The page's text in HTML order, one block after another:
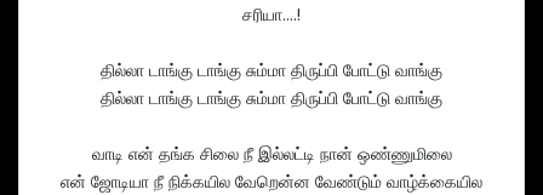
சரியா....!
தில்லா டாங்கு டாங்கு சும்மா திருப்பி போட்டு வாங்கு
தில்லா டாங்கு டாங்கு சும்மா திருப்பி போட்டு வாங்கு
வாடி என் தங்க சிலை நீ இல்லட்டி நான் ஒண்ணுமிலை
என் ஜோடியா நீ நிக்கயில வேறென்ன வேண்டும் வாழ்க்கையில